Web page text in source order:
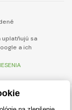
uplatňujú sa
a ich